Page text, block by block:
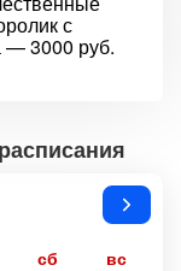
с
— 3000 руб.
сб вс